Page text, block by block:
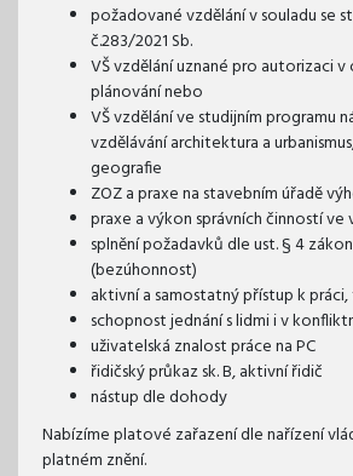
požadované vzdělání v souladu se
č.283/2021 Sb.
VŠ vzdělání uznané pro autorizaci
plánování nebo
VŠ vzdělání ve studijním programu
vzdělávání architektura a
geografie
ZOZ a praxe na stavebním úřadě
praxe a výkon správních činností ve
splnění požadavků dle ust. § 4
(bezúhonnost)
aktivní a samostatný přístup k
schopnost jednání s lidmi i v
uživatelská znalost práce na PC
řidičský průkaz sk. B, aktivní řidič
nástup dle dohody
Nabízíme platové zařazení dle nařízení
platném znění.